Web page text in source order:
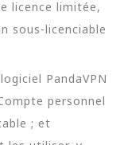
licence limitée,
sous-licenciable
PandaVPN
personnel
; et